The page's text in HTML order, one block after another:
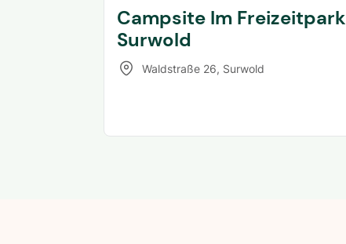
Campsite Im Freizeitpark
Surwold
Waldstraße 26, Surwold